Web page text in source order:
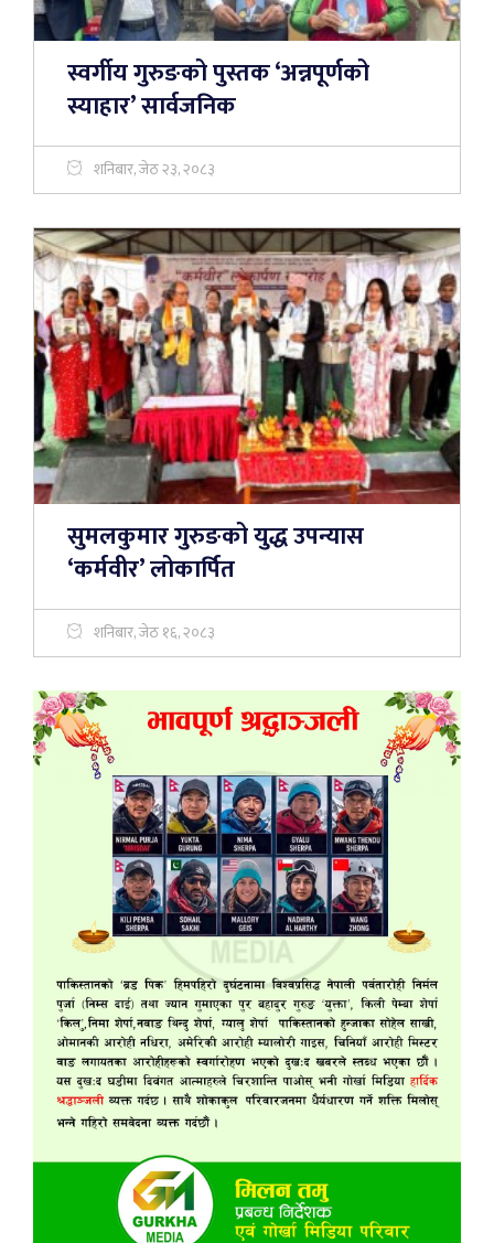
स्वर्गीय गुरुङको पुस्तक ‘अन्नपूर्णको
स्याहार’ सार्वजनिक
शनिबार, जेठ २३, २०८३
सुमलकुमार गुरुङको युद्ध उपन्यास
‘कर्मवीर’ लोकार्पित
शनिबार, जेठ १६, २०८३